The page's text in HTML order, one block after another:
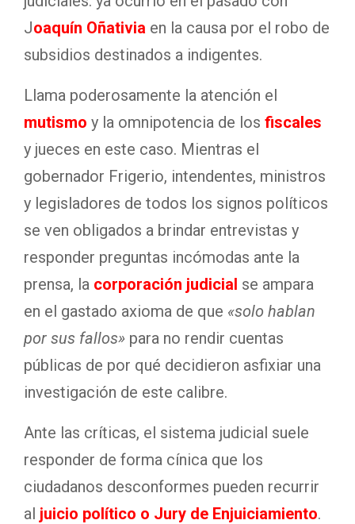
Joaquín Oñativia en la causa por el robo de
subsidios destinados a indigentes.
Llama poderosamente la atención el
mutismo y la omnipotencia de los fiscales
y jueces en este caso. Mientras el
gobernador Frigerio, intendentes, ministros
y legisladores de todos los signos políticos
se ven obligados a brindar entrevistas y
responder preguntas incómodas ante la
prensa, la corporación judicial se ampara
en el gastado axioma de que «solo hablan
por sus fallos» para no rendir cuentas
públicas de por qué decidieron asfixiar una
investigación de este calibre.
Ante las críticas, el sistema judicial suele
responder de forma cínica que los
ciudadanos desconformes pueden recurrir
al juicio político o Jury de Enjuiciamiento.